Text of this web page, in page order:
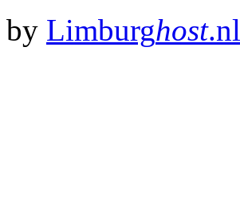
by Limburghost.nl